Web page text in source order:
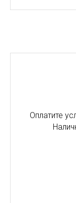
Оплатите